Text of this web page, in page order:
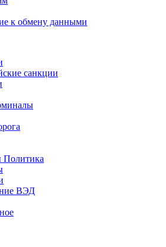
к обмену данными
санкции
Политика
ВЭД